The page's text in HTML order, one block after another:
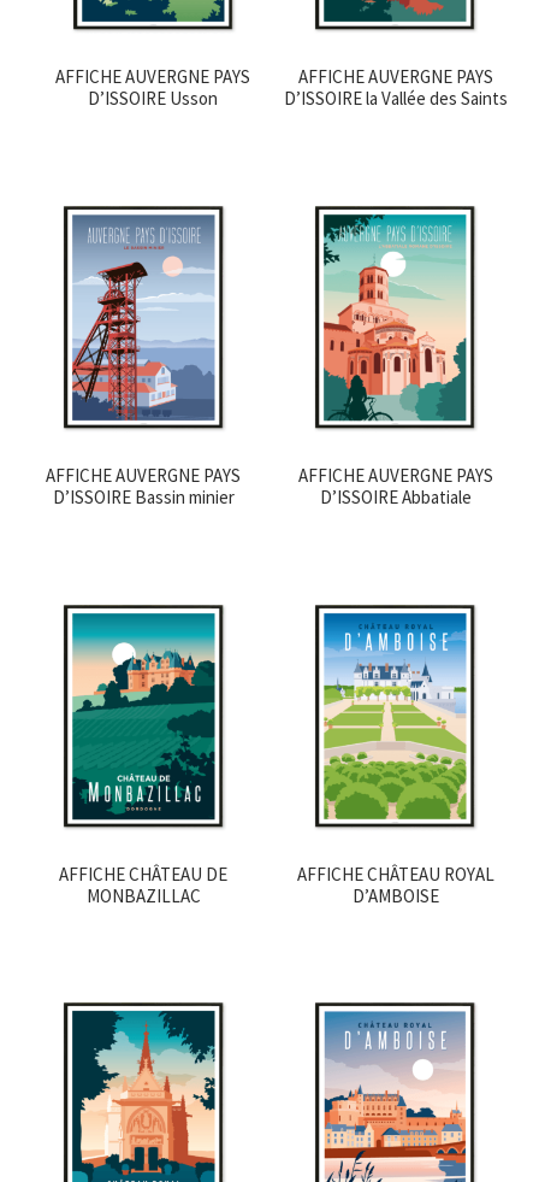
AFFICHE AUVERGNE PAYS
D’ISSOIRE Usson
AFFICHE AUVERGNE PAYS
D’ISSOIRE la Vallée des Saints
AFFICHE AUVERGNE PAYS
D’ISSOIRE Bassin minier
AFFICHE AUVERGNE PAYS
D’ISSOIRE Abbatiale
AFFICHE CHÂTEAU DE
MONBAZILLAC
AFFICHE CHÂTEAU ROYAL
D’AMBOISE